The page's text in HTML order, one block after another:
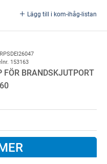
Lägg till i kom-ihåg-listan
Brand klass EI2 60
153163
FÖR BRANDSKJUTPORT